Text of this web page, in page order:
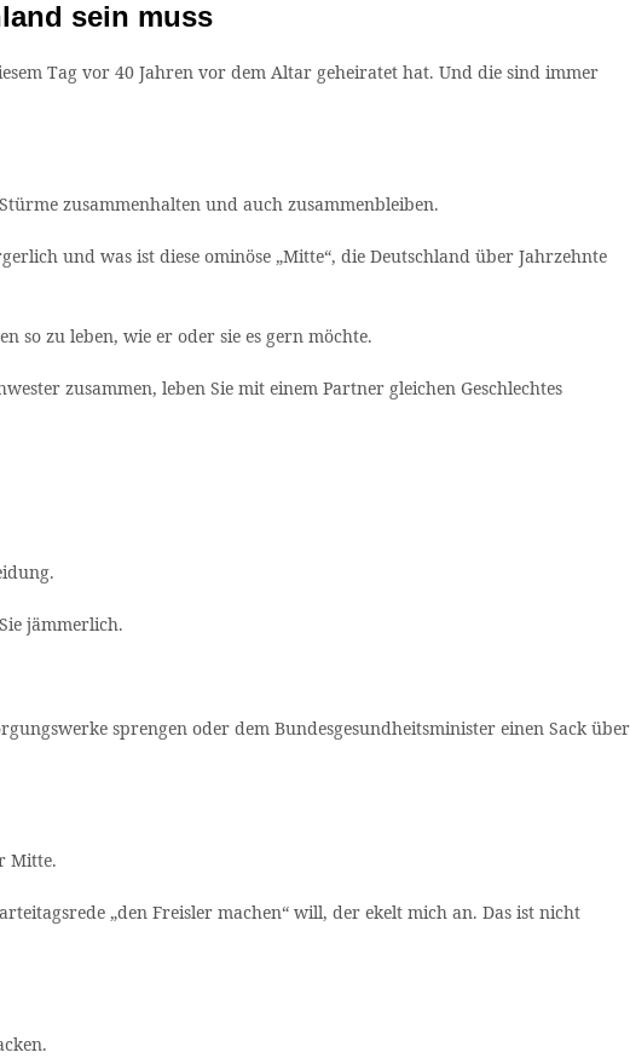
sein muss
Tag vor 40 Jahren vor dem Altar geheiratet hat. Und die sind immer
zusammenhalten und auch zusammenbleiben.
und was ist diese ominöse „Mitte“, die Deutschland über Jahrzehnte
so zu leben, wie er oder sie es gern möchte.
zusammen, leben Sie mit einem Partner gleichen Geschlechtes
jämmerlich.
sprengen oder dem Bundesgesundheitsminister einen Sack über
Mitte.
„den Freisler machen“ will, der ekelt mich an. Das ist nicht